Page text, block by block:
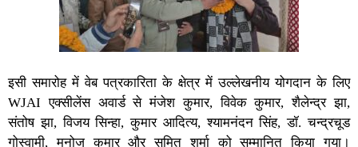
इसी समारोह में वेब पत्रकारिता के क्षेत्र में उल्लेखनीय योगदान के लिए
WJAI एक्सीलेंस अवार्ड से मंजेश कुमार, विवेक कुमार, शैलेन्द्र झा,
संतोष झा, विजय सिन्हा, कुमार आदित्य, श्यामनंदन सिंह, डॉ. चन्द्रचूड
गोस्वामी, मनोज कुमार और सुमित शर्मा को सम्मानित किया गया।